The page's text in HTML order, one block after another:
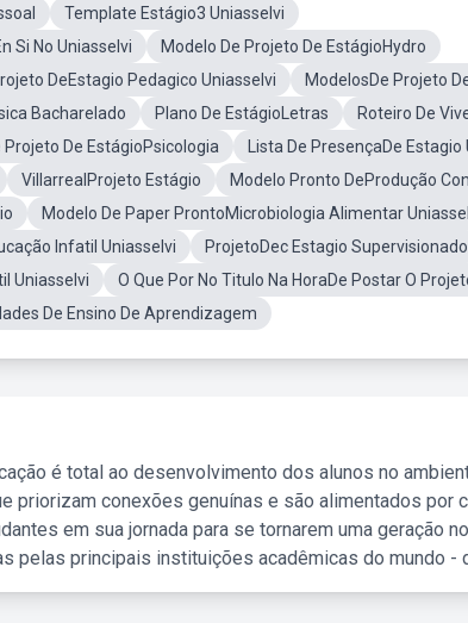
Template Estágio3 Uniasselvi
Si No Uniasselvi
Modelo De Projeto De EstágioHydro
DeEstagio Pedagico Uniasselvi
ModelosDe Projeto
Bacharelado
Plano De EstágioLetras
Roteiro De
Projeto De EstágioPsicologia
Lista De PresençaDe Estagio
VillarrealProjeto Estágio
Modelo Pronto DeProdução
Modelo De Paper ProntoMicrobiologia Alimentar
Infatil Uniasselvi
ProjetoDec Estagio Supervisionado
Uniasselvi
O Que Por No Titulo Na HoraDe Postar O
De Ensino De Aprendizagem
é total ao desenvolvimento dos alunos no
priorizam conexões genuínas e são alimentados por
em sua jornada para se tornarem uma geração
pelas principais instituições acadêmicas do mundo -